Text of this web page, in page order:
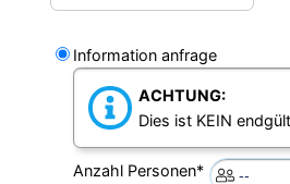
Information anfrage
ACHTUNG:
Dies ist KEIN
Anzahl Personen*